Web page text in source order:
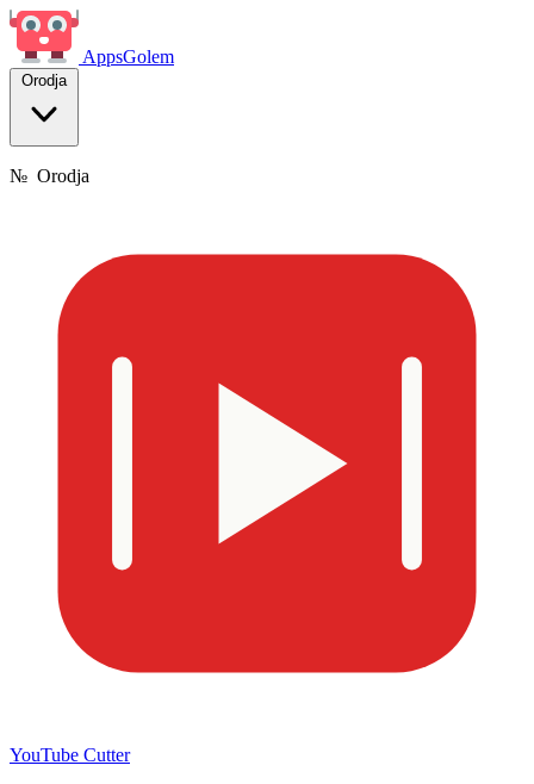
AppsGolem
Orodja
№ Orodja
YouTube Cutter